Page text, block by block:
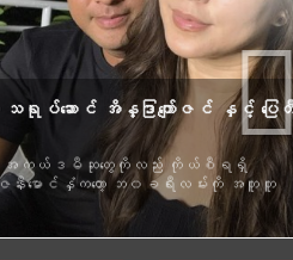
တဲ့ အောင်ရင်
ာ်ကြီး ဦးအောင်ရင်ဟာ ဒုတိယအကြိမ်
ါတယ်။ ယခုတစ်ခါမှာတော့ သူနှင့်အတူ
ောင်နှံနှစ်ယောက်လုံး ကွာရ